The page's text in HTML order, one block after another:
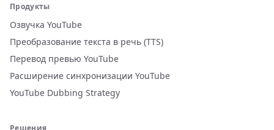
Продукты
Озвучка YouTube
Преобразование текста в речь (TTS)
Перевод превью YouTube
Расширение синхронизации YouTube
YouTube Dubbing Strategy